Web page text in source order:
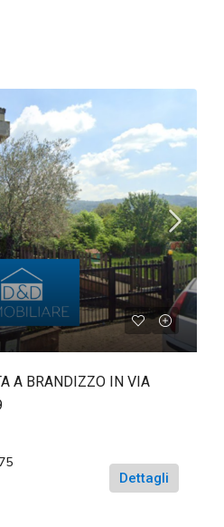
A BRANDIZZO IN VIA
Dettagli